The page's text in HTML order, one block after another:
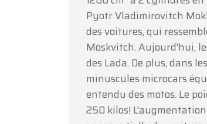
Pyotr Vladimirovitch
des voitures, qui
Moskvitch. Aujourd'hui,
des Lada. De plus, dans
minuscules microcars
entendu des motos. Le
250 kilos!